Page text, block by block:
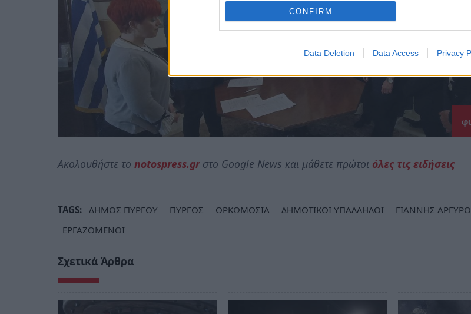
CONFIRM
Data Deletion Data Access Privacy
Ακολουθήστε το notospress.grστο Google News και μάθετε πρώτοι όλες τις ειδήσεις
TAGS: ΔΗΜΟΣ ΠΥΡΓΟΥ ΠΥΡΓΟΣ ΟΡΚΩΜΟΣΙΑ ΔΗΜΟΤΙΚΟΙ ΥΠΑΛΛΗΛΟΙ
ΓΙΑΝΝΗΣ
ΕΡΓΑΖΟΜΕΝΟΙ
Σχετικά Άρθρα